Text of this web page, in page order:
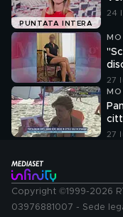
PUNTATA INTERA
24
27
27
Copyright ©1999-2026
03976881007 - Sede